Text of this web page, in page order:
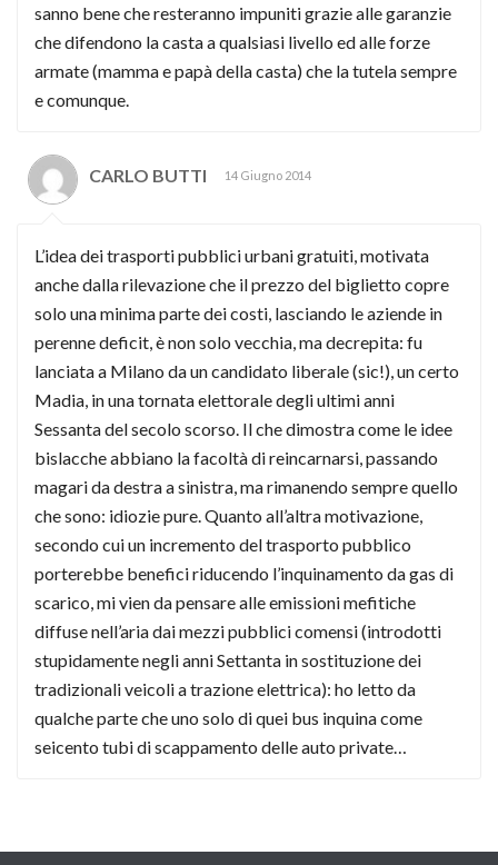
sanno bene che resteranno impuniti grazie alle garanzie
che difendono la casta a qualsiasi livello ed alle forze
armate (mamma e papà della casta) che la tutela sempre
e comunque.
CARLO BUTTI 14 Giugno 2014
L’idea dei trasporti pubblici urbani gratuiti, motivata
anche dalla rilevazione che il prezzo del biglietto copre
solo una minima parte dei costi, lasciando le aziende in
perenne deficit, è non solo vecchia, ma decrepita: fu
lanciata a Milano da un candidato liberale (sic!), un certo
Madia, in una tornata elettorale degli ultimi anni
Sessanta del secolo scorso. Il che dimostra come le idee
bislacche abbiano la facoltà di reincarnarsi, passando
magari da destra a sinistra, ma rimanendo sempre quello
che sono: idiozie pure. Quanto all’altra motivazione,
secondo cui un incremento del trasporto pubblico
porterebbe benefici riducendo l’inquinamento da gas di
scarico, mi vien da pensare alle emissioni mefitiche
diffuse nell’aria dai mezzi pubblici comensi (introdotti
stupidamente negli anni Settanta in sostituzione dei
tradizionali veicoli a trazione elettrica): ho letto da
qualche parte che uno solo di quei bus inquina come
seicento tubi di scappamento delle auto private…